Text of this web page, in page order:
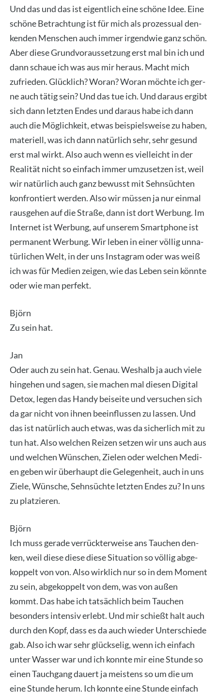
Und das und das ist eigent­lich eine schö­ne Idee. Eine
schö­ne Betrach­tung ist für mich als pro­zes­su­al den­
ken­den Men­schen auch immer irgend­wie ganz schön.
Aber die­se Grund­vor­aus­set­zung erst mal bin ich und
dann schaue ich was aus mir her­aus. Macht mich
zufrie­den. Glück­lich? Wor­an? Wor­an möch­te ich ger­
ne auch tätig sein? Und das tue ich. Und dar­aus ergibt
sich dann letz­ten Endes und dar­aus habe ich dann
auch die Mög­lich­keit, etwas bei­spiels­wei­se zu haben,
mate­ri­ell, was ich dann natür­lich sehr, sehr gesund
erst mal wirkt. Also auch wenn es viel­leicht in der
Rea­li­tät nicht so ein­fach immer umzu­set­zen ist, weil
wir natür­lich auch ganz bewusst mit Sehn­süch­ten
kon­fron­tiert wer­den. Also wir müs­sen ja nur ein­mal
raus­ge­hen auf die Stra­ße, dann ist dort Wer­bung. Im
Inter­net ist Wer­bung, auf unse­rem Smart­phone ist
per­ma­nent Wer­bung. Wir leben in einer völ­lig unna­
tür­li­chen Welt, in der uns Insta­gram oder was weiß
ich was für Medi­en zei­gen, wie das Leben sein könn­te
oder wie man per­fekt.
Björn
Zu sein hat.
Jan
Oder auch zu sein hat. Genau. Wes­halb ja auch vie­le
hin­ge­hen und sagen, sie machen mal die­sen Digi­tal
Detox, legen das Han­dy bei­sei­te und ver­su­chen sich
da gar nicht von ihnen beein­flus­sen zu las­sen. Und
das ist natür­lich auch etwas, was da sicher­lich mit zu
tun hat. Also wel­chen Rei­zen set­zen wir uns auch aus
und wel­chen Wün­schen, Zie­len oder wel­chen Medi­
en geben wir über­haupt die Gele­gen­heit, auch in uns
Zie­le, Wün­sche, Sehn­süch­te letz­ten Endes zu? In uns
zu plat­zie­ren.
Björn
Ich muss gera­de ver­rück­ter­wei­se ans Tau­chen den­
ken, weil die­se die­se die­se Situa­ti­on so völ­lig abge­
kop­pelt von von. Also wirk­lich nur so in dem Moment
zu sein, abge­kop­pelt von dem, was von außen
kommt. Das habe ich tat­säch­lich beim Tau­chen
beson­ders inten­siv erlebt. Und mir schießt halt auch
durch den Kopf, dass es da auch wie­der Unter­schie­de
gab. Also ich war sehr glück­se­lig, wenn ich ein­fach
unter Was­ser war und ich konn­te mir eine Stun­de so
einen Tauch­gang dau­ert ja meis­tens so um die um
eine Stun­de her­um. Ich konn­te eine Stun­de ein­fach